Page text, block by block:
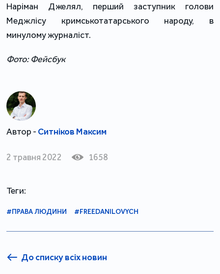
Наріман Джелял, перший заступник голови
Меджлісу кримськотатарського народу, в
минулому журналіст.
Фото: Фейсбук
Автор - Ситніков Максим
2 травня 2022 1658
Теги:
#ПРАВА ЛЮДИНИ #FREEDANILOVYCH
До списку всіх новин